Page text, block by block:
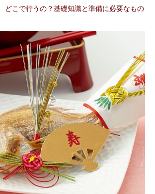
どこで行うの？基礎知識と準備に必要なもの